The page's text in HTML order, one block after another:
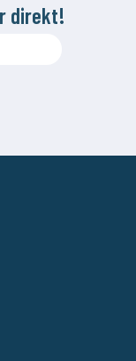
direkt!